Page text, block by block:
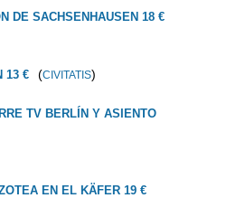
DE SACHSENHAUSEN 18 €
13 € (CIVITATIS)
TV BERLÍN Y ASIENTO
EN EL KÄFER 19 €